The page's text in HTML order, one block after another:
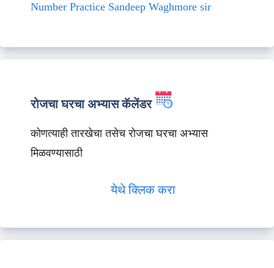
Number Practice Sandeep Waghmore sir
रोजचा घरचा अभ्यास कॅलेंडर
कोणत्याही तारखेचा तसेच रोजचा घरचा अभ्यास
मिळवण्यासाठी
येथे क्लिक करा